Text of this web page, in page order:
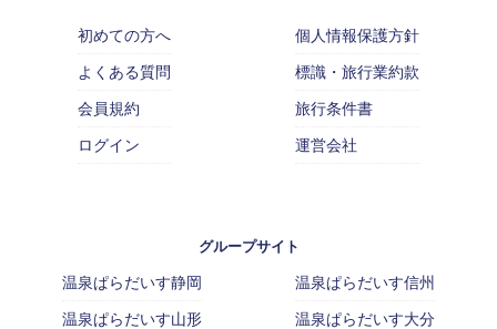
初めての方へ
よくある質問
会員規約
ログイン
個人情報保護方針
標識・旅行業約款
旅行条件書
運営会社
グループサイト
温泉ぱらだいす静岡
温泉ぱらだいす山形
温泉ぱらだいす信州
温泉ぱらだいす大分